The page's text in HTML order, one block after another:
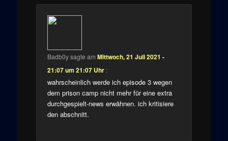
Badb0ysagte am Mittwoch, 21 Juli 2021 -
21:07 um 21:07 Uhr :
wahrscheinlich werde ich episode 3 wegen
dem prison camp nicht mehr für eine extra
durchgespielt-news erwähnen. ich kritisiere
den abschnitt.